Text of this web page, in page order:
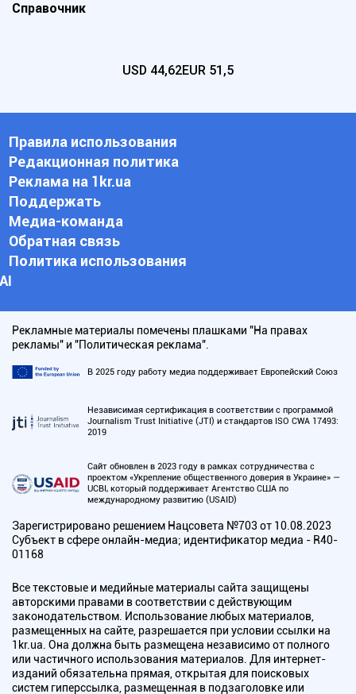
Справочник
USD 44,62EUR 51,5
Правила использования
Редакционная политика
Реклама на 1kr.ua
Поддержать
Медиа-команда
Обратная связь
Политика использования
АI
Рекламные материалы помечены плашками "На правах
рекламы" и "Политическая реклама".
В 2025 году работу медиа поддерживает Европейский Союз
Независимая сертификация в соответствии с программой
Journalism Trust Initiative (JTI) и стандартов ISO CWA 17493:
2019
Сайт обновлен в 2023 году в рамках сотрудничества с
проектом «Укрепление общественного доверия в Украине» —
UCBI, который поддерживает Агентство США по
международному развитию (USAID)
Зарегистрировано решением Нацсовета №703 от 10.08.2023
Субъект в сфере онлайн-медиа; идентификатор медиа - R40-
01168
Все текстовые и медийные материалы сайта защищены
авторскими правами в соответствии с действующим
законодательством. Использование любых материалов,
размещенных на сайте, разрешается при условии ссылки на
1kr.ua. Она должна быть размещена независимо от полного
или частичного использования материалов. Для интернет-
изданий обязательна прямая, открытая для поисковых
систем гиперссылка, размещенная в подзаголовке или